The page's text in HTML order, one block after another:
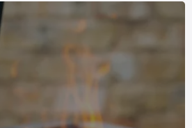
אֲבִיזָרִים